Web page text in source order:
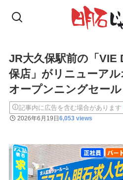
JR大久保駅前の「VIE
保店」がリニューアル
オープンニングセー
記事内に広告を含む場合があります
2026年6月19日6,053 views